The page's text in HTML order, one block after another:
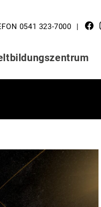
0541 323-7000